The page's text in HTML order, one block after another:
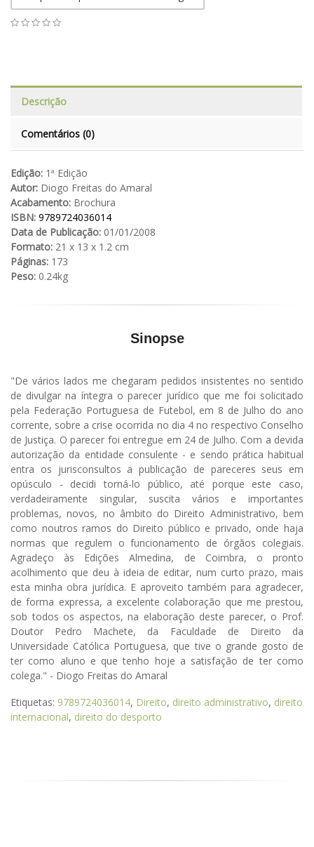
Descrição
Comentários (0)
Edição: 1ª Edição
Autor: Diogo Freitas do Amaral
Acabamento: Brochura
ISBN: 9789724036014
Data de Publicação: 01/01/2008
Formato: 21 x 13 x 1.2 cm
Páginas: 173
Peso: 0.24kg
Sinopse
"De vários lados me chegaram pedidos insistentes no sentido
de divulgar na íntegra o parecer jurídico que me foi solicitado
pela Federação Portuguesa de Futebol, em 8 de Julho do ano
corrente, sobre a crise ocorrida no dia 4 no respectivo Conselho
de Justiça. O parecer foi entregue em 24 de Julho. Com a devida
autorização da entidade consulente - e sendo prática habitual
entra os jurisconsultos a publicação de pareceres seus em
opúsculo - decidi torná-lo público, até porque este caso,
verdadeiramente singular, suscita vários e importantes
problemas, novos, no âmbito do Direito Administrativo, bem
como noutros ramos do Direito público e privado, onde haja
normas que regulem o funcionamento de órgãos colegiais.
Agradeço às Edições Almedina, de Coimbra, o pronto
acolhimento que deu à ideia de editar, num curto prazo, mais
esta minha obra jurídica. E aproveito também para agradecer,
de forma expressa, a excelente colaboração que me prestou,
sob todos os aspectos, na elaboração deste parecer, o Prof.
Doutor Pedro Machete, da Faculdade de Direito da
Universidade Católica Portuguesa, que tive o grande gosto de
ter como aluno e que tenho hoje a satisfação de ter como
colega." - Diogo Freitas do Amaral
Etiquetas: 9789724036014, Direito, direito administrativo, direito
internacional, direito do desporto